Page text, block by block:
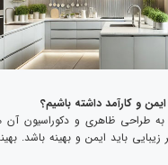
و کارآمد داشته باشیم؟
طراحی ظاهری و دکوراسیون آن
زیبایی باید ایمن و بهینه باشد.